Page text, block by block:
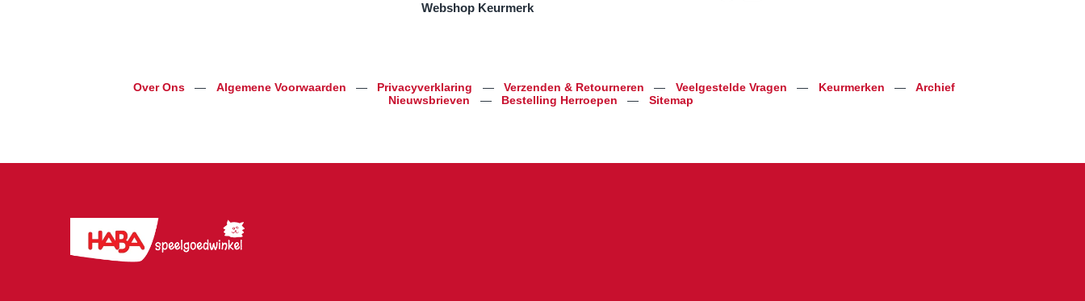
Webshop Keurmerk
Over Ons — Algemene Voorwaarden — Privacyverklaring — Verzenden & Retourneren — Veelgestelde Vragen — Keurmerken —
Archief
Nieuwsbrieven
— Bestelling Herroepen — Sitemap